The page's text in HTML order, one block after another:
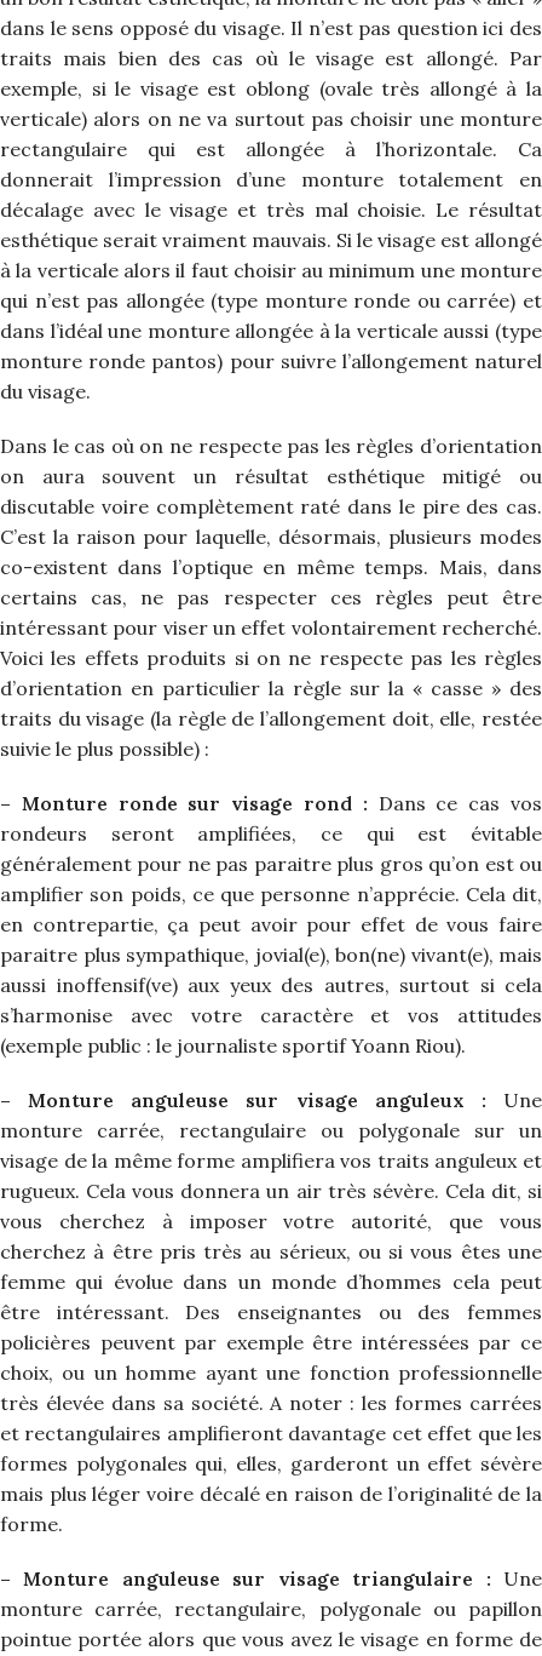
dans le sens opposé du visage. Il n’est pas question ici des
traits mais bien des cas où le visage est allongé. Par
exemple, si le visage est oblong (ovale très allongé à la
verticale) alors on ne va surtout pas choisir une monture
rectangulaire qui est allongée à l’horizontale. Ca
donnerait l’impression d’une monture totalement en
décalage avec le visage et très mal choisie. Le résultat
esthétique serait vraiment mauvais. Si le visage est allongé
à la verticale alors il faut choisir au minimum une monture
qui n’est pas allongée (type monture ronde ou carrée) et
dans l’idéal une monture allongée à la verticale aussi (type
monture ronde pantos) pour suivre l’allongement naturel
du visage.
Dans le cas où on ne respecte pas les règles d’orientation
on aura souvent un résultat esthétique mitigé ou
discutable voire complètement raté dans le pire des cas.
C’est la raison pour laquelle, désormais, plusieurs modes
co-existent dans l’optique en même temps. Mais, dans
certains cas, ne pas respecter ces règles peut être
intéressant pour viser un effet volontairement recherché.
Voici les effets produits si on ne respecte pas les règles
d’orientation en particulier la règle sur la « casse » des
traits du visage (la règle de l’allongement doit, elle, restée
suivie le plus possible) :
– Monture ronde sur visage rond : Dans ce cas vos
rondeurs seront amplifiées, ce qui est évitable
généralement pour ne pas paraitre plus gros qu’on est ou
amplifier son poids, ce que personne n’apprécie. Cela dit,
en contrepartie, ça peut avoir pour effet de vous faire
paraitre plus sympathique, jovial(e), bon(ne) vivant(e), mais
aussi inoffensif(ve) aux yeux des autres, surtout si cela
s’harmonise avec votre caractère et vos attitudes
(exemple public : le journaliste sportif Yoann Riou).
– Monture anguleuse sur visage anguleux : Une
monture carrée, rectangulaire ou polygonale sur un
visage de la même forme amplifiera vos traits anguleux et
rugueux. Cela vous donnera un air très sévère. Cela dit, si
vous cherchez à imposer votre autorité, que vous
cherchez à être pris très au sérieux, ou si vous êtes une
femme qui évolue dans un monde d’hommes cela peut
être intéressant. Des enseignantes ou des femmes
policières peuvent par exemple être intéressées par ce
choix, ou un homme ayant une fonction professionnelle
très élevée dans sa société. A noter : les formes carrées
et rectangulaires amplifieront davantage cet effet que les
formes polygonales qui, elles, garderont un effet sévère
mais plus léger voire décalé en raison de l’originalité de la
forme.
– Monture anguleuse sur visage triangulaire : Une
monture carrée, rectangulaire, polygonale ou papillon
pointue portée alors que vous avez le visage en forme de